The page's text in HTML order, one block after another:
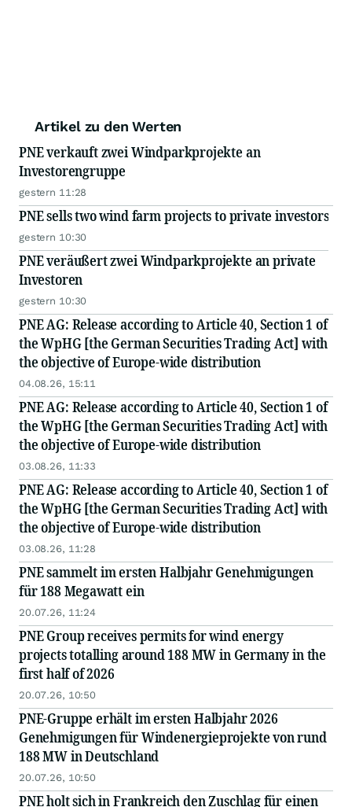
Artikel zu den Werten
PNE verkauft zwei Windparkprojekte an
Investorengruppe
gestern 11:28
PNE sells two wind farm projects to private investors
gestern 10:30
PNE veräußert zwei Windparkprojekte an private
Investoren
gestern 10:30
PNE AG: Release according to Article 40, Section 1 of
the WpHG [the German Securities Trading Act] with
the objective of Europe-wide distribution
04.08.26, 15:11
PNE AG: Release according to Article 40, Section 1 of
the WpHG [the German Securities Trading Act] with
the objective of Europe-wide distribution
03.08.26, 11:33
PNE AG: Release according to Article 40, Section 1 of
the WpHG [the German Securities Trading Act] with
the objective of Europe-wide distribution
03.08.26, 11:28
PNE sammelt im ersten Halbjahr Genehmigungen
für 188 Megawatt ein
20.07.26, 11:24
PNE Group receives permits for wind energy
projects totalling around 188 MW in Germany in the
first half of 2026
20.07.26, 10:50
PNE-Gruppe erhält im ersten Halbjahr 2026
Genehmigungen für Windenergieprojekte von rund
188 MW in Deutschland
20.07.26, 10:50
PNE holt sich in Frankreich den Zuschlag für einen